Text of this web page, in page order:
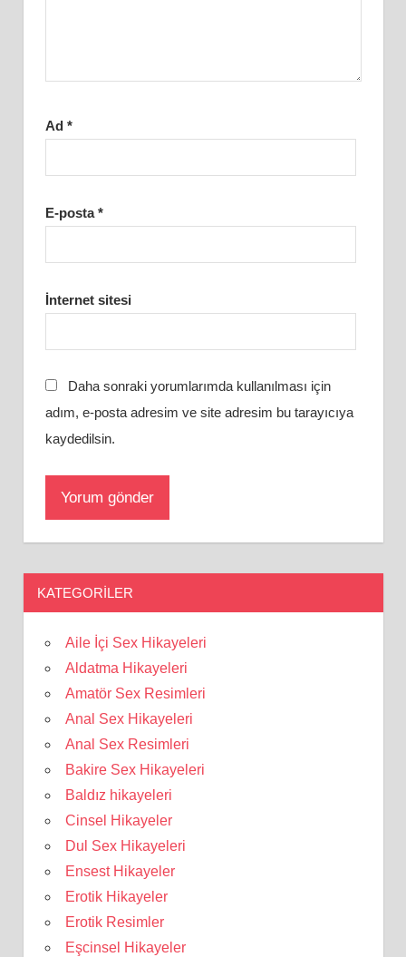
Ad *
E-posta*
İnternet sitesi
Daha sonraki yorumlarımda kullanılması için
adım, e-posta adresim ve site adresim bu tarayıcıya
kaydedilsin.
KATEGORILER
Aile İçi Sex Hikayeleri
Aldatma Hikayeleri
Amatör Sex Resimleri
Anal Sex Hikayeleri
Anal Sex Resimleri
Bakire Sex Hikayeleri
Baldız hikayeleri
Cinsel Hikayeler
Dul Sex Hikayeleri
Ensest Hikayeler
Erotik Hikayeler
Erotik Resimler
Eşcinsel Hikayeler